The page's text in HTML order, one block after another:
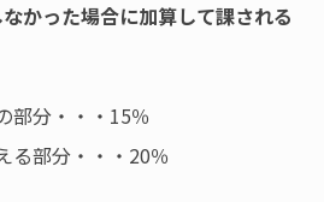
かった場合に加算して課される
部分・・・15％
る部分・・・20％